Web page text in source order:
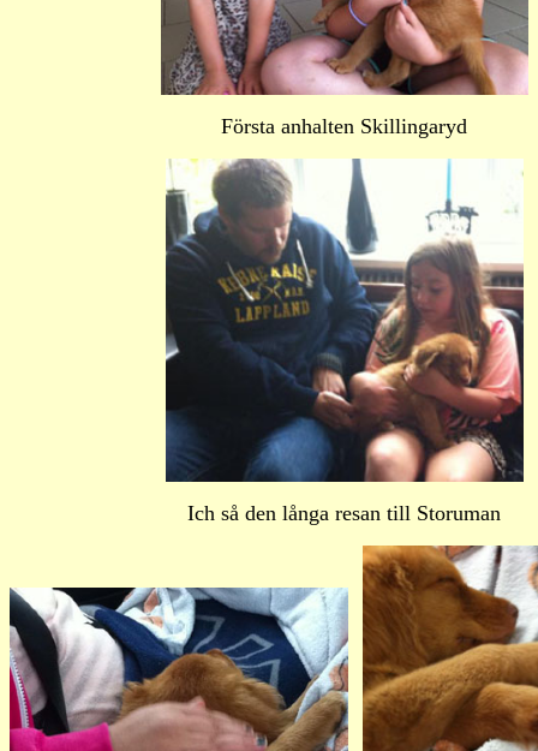
Första anhalten Skillingaryd
Ich så den långa resan till Storuman